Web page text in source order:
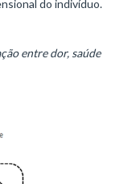
do indivíduo.
entre dor, saúde